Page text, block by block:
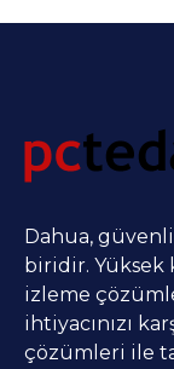
Dahua,
biridir. Yüksek
izleme
ihtiyacınızı
çözümleri ile